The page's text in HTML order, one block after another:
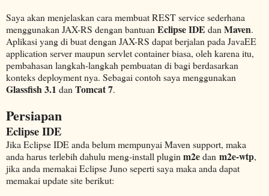
Saya akan menjelaskan cara membuat REST service sederhana
menggunakan JAX-RS dengan bantuan Eclipse IDE dan Maven.
Aplikasi yang di buat dengan JAX-RS dapat berjalan pada JavaEE
application server maupun servlet container biasa, oleh karena itu,
pembahasan langkah-langkah pembuatan di bagi berdasarkan
konteks deployment nya. Sebagai contoh saya menggunakan
Glassfish 3.1 dan Tomcat 7.
Persiapan
Eclipse IDE
Jika Eclipse IDE anda belum mempunyai Maven support, maka
anda harus terlebih dahulu meng-install plugin m2edan m2e-wtp,
jika anda memakai Eclipse Juno seperti saya maka anda dapat
memakai update site berikut: